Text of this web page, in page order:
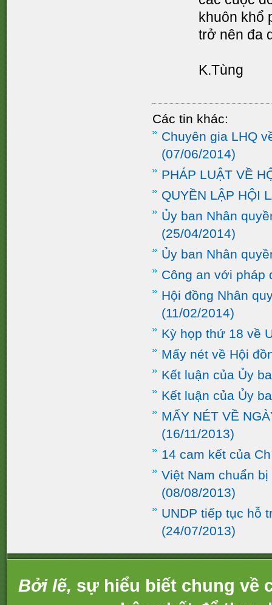
khuôn khổ
trở nên đa
K.Tùng
Các tin khác:
Chuyên gia LHQ
(07/06/2014)
PHÁP LUẬT VỀ
QUYỀN LẬP HỘI
Ủy ban Nhân
(25/04/2014)
Ủy ban Nhân
Công an với pháp
Hội đồng Nhân
(11/02/2014)
Kỳ họp thứ 18 về
Mấy nét về Hội
Kết luận của Ủy
Kết luận của Ủy
MẤY NÉT VỀ
(16/11/2013)
14 cam kết của
Việt Nam chuẩn
(08/08/2013)
UNDP tiếp tục hỗ
(24/07/2013)
Bởi lẽ, sự hiểu biết chung về